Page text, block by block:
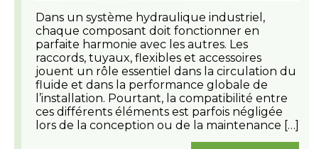
Dans un système hydraulique industriel,
chaque composant doit fonctionner en
parfaite harmonie avec les autres. Les
raccords, tuyaux, flexibles et accessoires
jouent un rôle essentiel dans la circulation du
fluide et dans la performance globale de
l’installation. Pourtant, la compatibilité entre
ces différents éléments est parfois négligée
lors de la conception ou de la maintenance […]